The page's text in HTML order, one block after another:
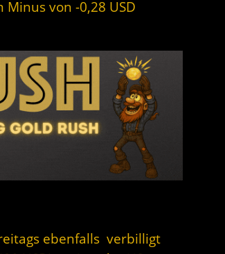
von -0,28 USD
ebenfalls verbilligt